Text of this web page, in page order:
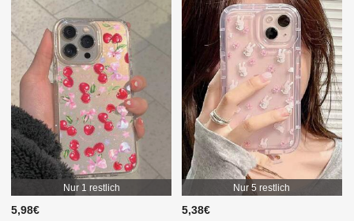
Nur 1 restlich
5,98€
Nur 5 restlich
5,38€